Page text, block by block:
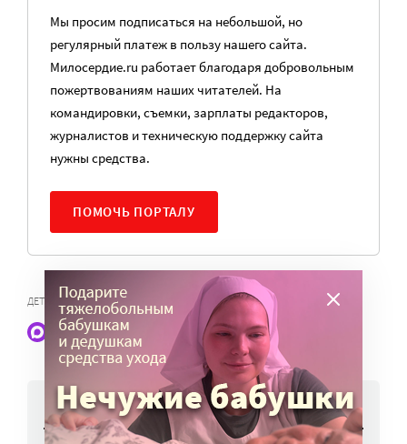
Мы просим подписаться на небольшой, но
регулярный платеж в пользу нашего сайта.
Милосердие.ru работает благодаря добровольным
пожертвованиям наших читателей. На
командировки, съемки, зарплаты редакторов,
журналистов и техническую поддержку сайта
нужны средства.
ПОМОЧЬ ПОРТАЛУ
ДЕТИ-ИНВАЛИДЫ,ДОПУСК БЛИЗКИХ В РЕАНИМАЦИЮ
Наши статьи и новости в Max. Подпишитесь
НОВОСТИ